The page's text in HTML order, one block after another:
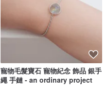
寵物毛髮寶石 寵物紀念 飾品 銀手
繩 手鏈 - an ordinary project